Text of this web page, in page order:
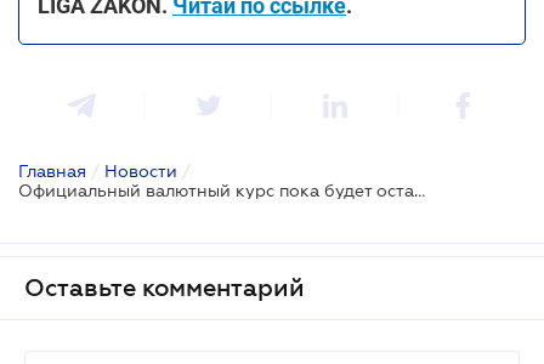
Главная / Новости /
Официальный валютный курс пока будет оставаться фиксированным - Председатель НБУ
Оставьте комментарий